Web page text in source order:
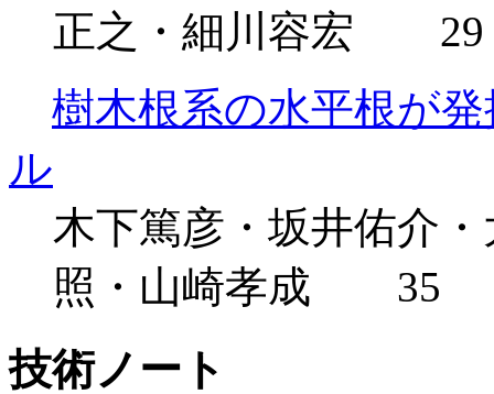
正之・細川容宏 29
樹木根系の水平根が
ル
木下篤彦・坂井佑介
照・山崎孝成 35
技術ノート